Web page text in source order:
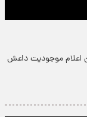
اعلام موجودیت داعش